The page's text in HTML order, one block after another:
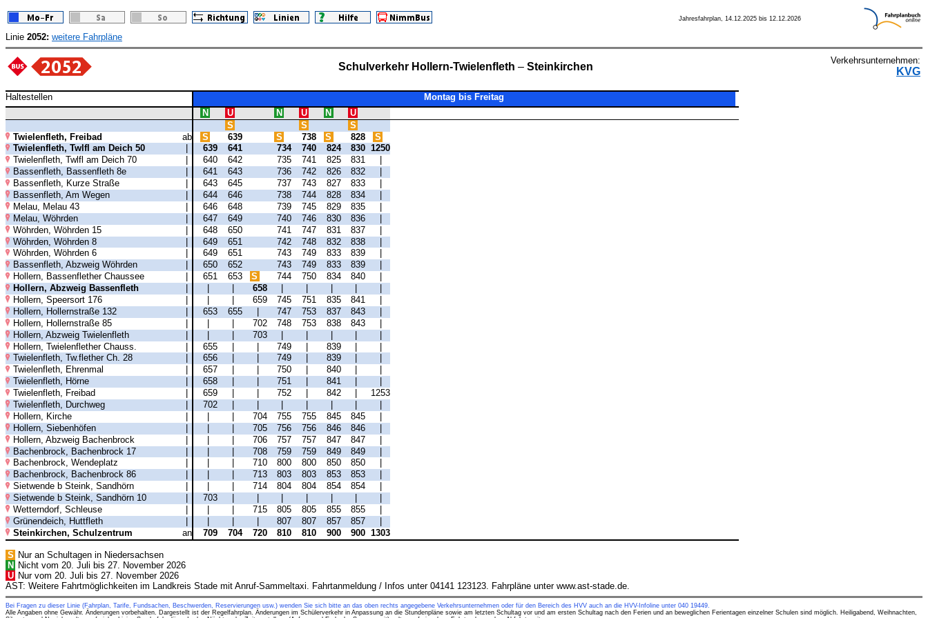
Jahresfahrplan, 14.12.2025 bis 12.12.2026
Linie 2052: weitere Fahrpläne
Schulverkehr Hollern-Twielenfleth – Steinkirchen
Verkehrsunternehmen:
KVG
Haltestellen
Montag bis Freitag
N
U N U N
U
S
S
S
Twielenfleth, Freibad
ab S 639 S 738 S 828
S
Twielenfleth, Twlfl am Deich 50
639 641 734 740 824 830 1250
Twielenfleth, Twlfl am Deich 70
640 642 735 741 825 831
Bassenfleth, Bassenfleth 8e
641 643 736 742 826 832
Bassenfleth, Kurze Straße
643 645 737 743 827 833
Bassenfleth, Am Wegen
644 646 738 744 828 834
Melau, Melau 43
646 648 739 745 829 835
Melau, Wöhrden
647 649 740 746 830 836
Wöhrden, Wöhrden 15
| 648 650 741 747 831 837
|
Wöhrden, Wöhrden 8
| 649 651 742 748 832 838
|
Wöhrden, Wöhrden 6
649 651 743 749 833 839
Bassenfleth, Abzweig Wöhrden
650 652 743 749 833 839
Hollern, Bassenflether Chaussee
651 653 S 744 750 834 840
Hollern, Abzweig Bassenfleth
658
Hollern, Speersort 176
659 745 751 835 841
Hollern, Hollernstraße 132
653 655 747 753 837 843
Hollern, Hollernstraße 85
702 748 753 838 843
Hollern, Abzweig Twielenfleth
| | | 703 | | | |
|
Hollern, Twielenflether Chauss.
| 655 | | 749 | 839 |
|
Twielenfleth, Tw.flether Ch. 28
656 749 839
Twielenfleth, Ehrenmal
657 750 840
Twielenfleth, Hörne
658 751 841
Twielenfleth, Freibad
659 752 842
1253
Twielenfleth, Durchweg
702
Hollern, Kirche
704 755 755 845 845
Hollern, Siebenhöfen
705 756 756 846 846
Hollern, Abzweig Bachenbrock
| | | 706 757 757 847 847
|
Bachenbrock, Bachenbrock 17
| | | 708 759 759 849 849
|
Bachenbrock, Wendeplatz
710 800 800 850 850
Bachenbrock, Bachenbrock 86
713 803 803 853 853
Sietwende b Steink, Sandhörn
714 804 804 854 854
Sietwende b Steink, Sandhörn 10
703
Wetterndorf, Schleuse
715 805 805 855 855
Grünendeich, Huttfleth
807 807 857 857
Steinkirchen, Schulzentrum
an 709 704 720 810 810 900 900 1303
S Nur an Schultagen in Niedersachsen
N
Nicht vom 20. Juli bis 27. November 2026
U Nur vom 20. Juli bis 27. November 2026
AST: Weitere Fahrtmöglichkeiten im Landkreis Stade mit Anruf-Sammeltaxi. Fahrtanmeldung / Infos unter 04141 123123. Fahrpläne unter www.ast-stade.de.
Bei Fragen zu dieser Linie (Fahrplan, Tarife, Fundsachen, Beschwerden, Reservierungen usw.) wenden Sie sich bitte an das oben rechts angegebene Verkehrsunternehmen oder für den Bereich des HVV auch an die HVV-Infoline unter 040 19449.
Alle Angaben ohne Gewähr. Änderungen vorbehalten. Dargestellt ist der Regelfahrplan. Änderungen im Schülerverkehr in Anpassung an die Stundenpläne sowie am letzten Schultag vor und am ersten Schultag nach den Ferien und an beweglichen Ferientagen einzelner Schulen sind möglich. Heiligabend, Weihnachten,